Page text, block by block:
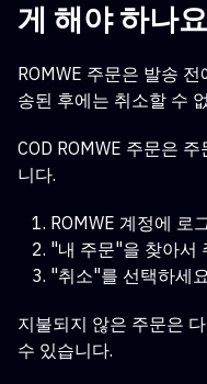
게 해야 하나
ROMWE 주문은 발송
송된 후에는 취소할 수
COD ROMWE 주문은
니다.
ROMWE 계정에 로
"내 주문"을 찾아서
"취소"를 선택하세
지불되지 않은 주문은
수 있습니다.